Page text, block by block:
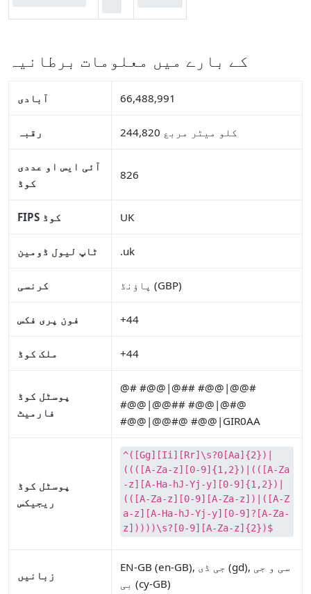
کے بارے میں معلومات برطانیہ
آبادی 66,488,991
رقبہ 244,820 کلو میٹر مربع
آئی ایس او عددی
کوڈ
826
FIPS کوڈ UK
ٹاپ لیول ڈومین .uk
کرنسی پاؤنڈ (GBP)
فون پری فکس +44
ملک کوڈ +44
پوسٹل کوڈ
فارمیٹ
@# #@@|@## #@@|@@#
#@@|@@## #@@|@#@
#@@|@@#@ #@@|GIR0AA
پوسٹل کوڈ
ریجیکس
^([Gg][Ii][Rr]\s?0[Aa]{2})|
((([A-Za-z][0-9]{1,2})|(([A-Za
-z][A-Ha-hJ-Yj-y][0-9]{1,2})|
(([A-Za-z][0-9][A-Za-z])|([A-Z
a-z][A-Ha-hJ-Yj-y][0-9]?[A-Za-
z]))))\s?[0-9][A-Za-z]{2})$
زبانیں
EN-GB (en-GB), جی ڈی (gd), سی و جی
بی (cy-GB)